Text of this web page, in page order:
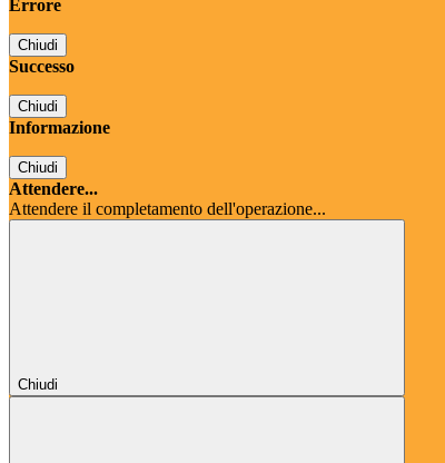
Errore
Chiudi
Successo
Chiudi
Informazione
Chiudi
Attendere...
Attendere il completamento dell'operazione...
Chiudi